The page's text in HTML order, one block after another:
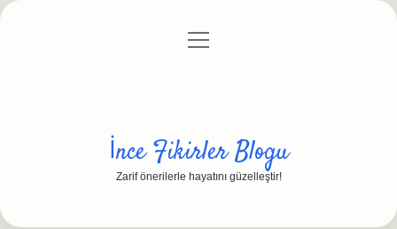
Gizlilik Politikası
menüyü
İnce Fikirler Blogu
Zarif önerilerle hayatını güzelleştir!